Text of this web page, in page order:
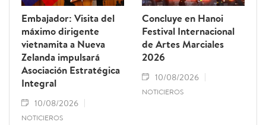
Embajador: Visita del
máximo dirigente
vietnamita a Nueva
Zelanda impulsará
Asociación Estratégica
Integral
10/08/2026
NOTICIEROS
Concluye en Hanoi
Festival Internacional
de Artes Marciales
2026
10/08/2026
NOTICIEROS